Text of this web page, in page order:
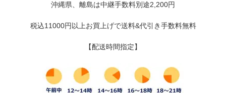
沖縄県、離島は中継手数料別途2,200円
税込11000円以上お買上げで送料&代引き手数料無料
【配送時間指定】